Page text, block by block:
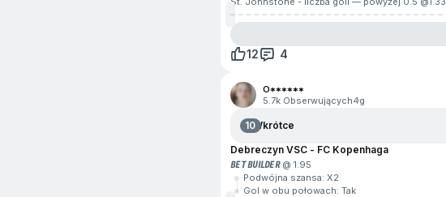
12
4
O******
5.7k Obserwujących4g
10Wkrótce
Debreczyn VSC - FC Kopenhaga
BET BUILDER@ 1.95
Podwójna szansa: X2
Gol w obu połowach: Tak